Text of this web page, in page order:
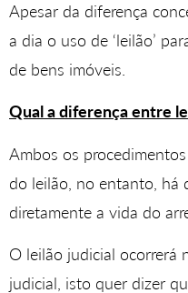
Apesar da diferença
a dia o uso de ‘leilão’
de bens imóveis.
Qual a diferença entre
Ambos os
do leilão, no entanto, há
diretamente a vida do
O leilão judicial ocorrerá
judicial, isto quer dizer